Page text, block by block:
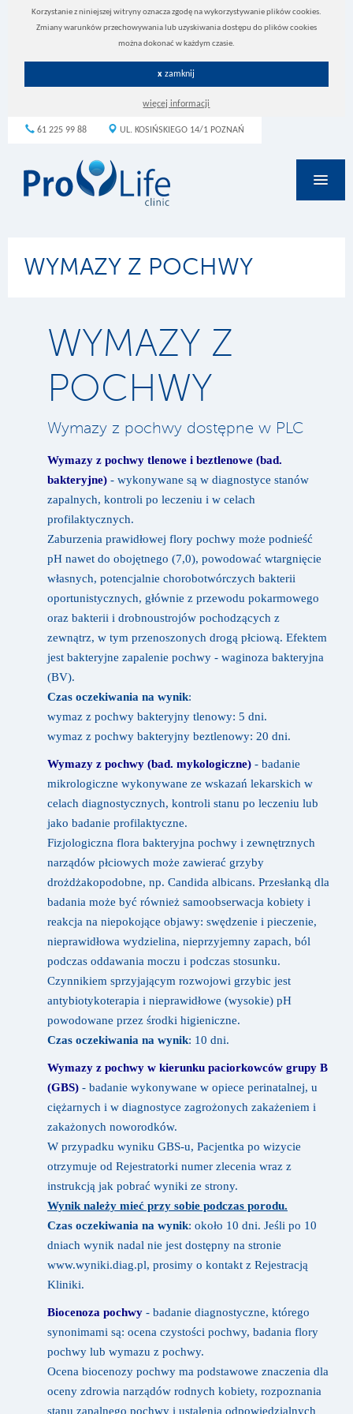
Korzystanie z niniejszej witryny oznacza zgodę na wykorzystywanie plików cookies.
Zmiany warunków przechowywania lub uzyskiwania dostępu do plików cookies
można dokonać w każdym czasie.
x zamknij
więcej informacji
61 225 99 88 UL. KOSIŃSKIEGO 14/1 POZNAŃ
O klinice
Poradnie
Nasze Webinary
Kontakt
WYMAZY Z POCHWY
WYMAZY Z
POCHWY
Wymazy z pochwy dostępne w PLC
Wymazy z pochwy tlenowe i beztlenowe (bad.
bakteryjne) - wykonywane są w diagnostyce stanów
zapalnych, kontroli po leczeniu i w celach
profilaktycznych.
Zaburzenia prawidłowej flory pochwy może podnieść
pH nawet do obojętnego (7,0), powodować wtargnięcie
własnych, potencjalnie chorobotwórczych bakterii
oportunistycznych, głównie z przewodu pokarmowego
oraz bakterii i drobnoustrojów pochodzących z
zewnątrz, w tym przenoszonych drogą płciową. Efektem
jest bakteryjne zapalenie pochwy - waginoza bakteryjna
(BV).
Czas oczekiwania na wynik:
wymaz z pochwy bakteryjny tlenowy: 5 dni.
​wymaz z pochwy bakteryjny beztlenowy: 20 dni.
Wymazy z pochwy (bad. mykologiczne) - badanie
mikrologiczne wykonywane ze wskazań lekarskich w
celach diagnostycznych, kontroli stanu po leczeniu lub
jako badanie profilaktyczne.
Fizjologiczna flora bakteryjna pochwy i zewnętrznych
narządów płciowych może zawierać grzyby
drożdżakopodobne, np. Candida albicans. Przesłanką dla
badania może być również samoobserwacja kobiety i
reakcja na niepokojące objawy: swędzenie i pieczenie,
nieprawidłowa wydzielina, nieprzyjemny zapach, ból
podczas oddawania moczu i podczas stosunku.
Czynnikiem sprzyjającym rozwojowi grzybic jest
antybiotykoterapia i nieprawidłowe (wysokie) pH
powodowane przez środki higieniczne.
Czas oczekiwania na wynik: 10 dni.
Wymazy z pochwy w kierunku paciorkowców grupy B
(GBS) - badanie wykonywane w opiece perinatalnej, u
ciężarnych i w diagnostyce zagrożonych zakażeniem i
zakażonych noworodków.
W przypadku wyniku GBS-u, Pacjentka po wizycie
otrzymuje od Rejestratorki numer zlecenia wraz z
instrukcją jak pobrać wyniki ze strony.
Wynik należy mieć przy sobie podczas porodu.
Czas oczekiwania na wynik: około 10 dni. Jeśli po 10
dniach wynik nadal nie jest dostępny na stronie
www.wyniki.diag.pl, prosimy o kontakt z Rejestracją
Kliniki.
Biocenoza pochwy - badanie diagnostyczne, którego
synonimami są: ocena czystości pochwy, badania flory
pochwy lub wymazu z pochwy.
Ocena biocenozy pochwy ma podstawowe znaczenia dla
oceny zdrowia narządów rodnych kobiety, rozpoznania
stanu zapalnego pochwy i ustalenia odpowiedzialnych